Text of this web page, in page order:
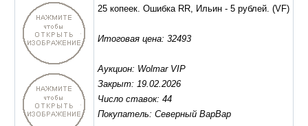
25 копеек. Ошибка RR, Ильин - 5 рублей. (VF)
Итоговая цена: 32493
Аукцион: Wolmar VIP
Закрыт: 19.02.2026
Число ставок: 44
Покупатель: Северный ВарВар